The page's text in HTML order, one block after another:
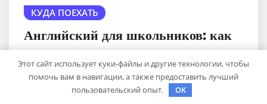
КУДА ПОЕХАТЬ
Английский для школьников: как
учить язык с удовольствием
sib_ecometal Авг 18, 2025
Этот сайт использует куки-файлы и другие технологии, чтобы
помочь вам в навигации, а также предоставить лучший
пользовательский опыт.
OK